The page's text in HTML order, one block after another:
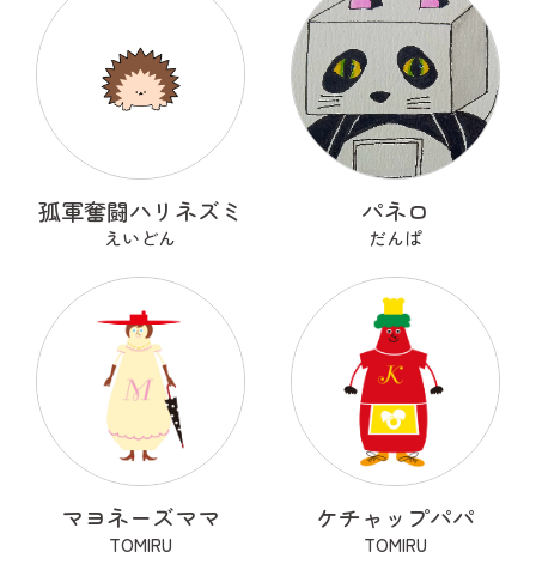
孤軍奮闘ハリネズミ
えいどん
パネロ
だんぱ
マヨネーズママ
TOMIRU
ケチャップパパ
TOMIRU